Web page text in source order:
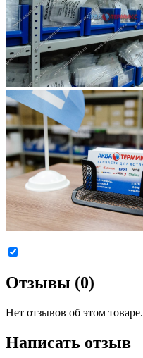
Отзывы (0)
Нет отзывов об этом товаре.
Написать отзыв